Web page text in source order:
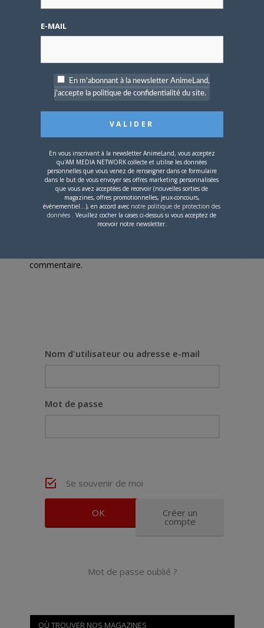
4 AOÛT 2026
pour 2027
4 JUILLET 2026 0
[Entretien] Mokochan : «
Lors des prémices du
projet, il était déjà
demandé de suivre au
mieux le manga
originel.»
commentaire.
Nom d'utilisateur ou adresse e-mail
Mot de passe
Se souvenir de moi
Créer un
compte
Mot de passe oublié ?
OÙ TROUVER NOS MAGAZINES
E-MAIL
En m'abonnant à la newsletter AnimeLand,
j'accepte la politique de confidentialité du site.
En vous inscrivant à la newsletter AnimeLand, vous acceptez
qu'AM MEDIA NETWORK collecte et utilise les données
personnelles que vous venez de renseigner dans ce formulaire
dans le but de vous envoyer ses offres marketing personnalisées
que vous avez acceptées de recevoir (nouvelles sorties de
magazines, offres promotionnelles, jeux-concours,
événementiel...), en accord avec notre politique de protection des
données . Veuillez cocher la cases ci-dessus si vous acceptez de
recevoir notre newsletter.